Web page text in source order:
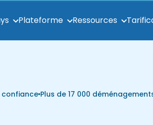
Plateforme Ressources
confiance Plus de 17 000